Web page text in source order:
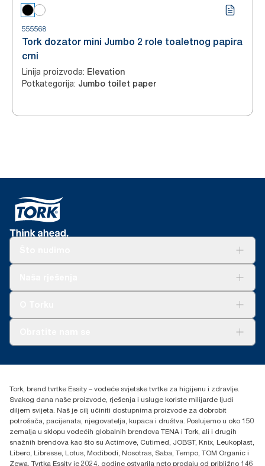
555568
Tork dozator mini Jumbo 2 role toaletnog papira
crni
Linija proizvoda: Elevation
Potkategorija: Jumbo toilet paper
+385 913 900 004
H-1021 Budapest
Budakeszi út 51.
Tork, brend tvrtke Essity – vodeće svjetske tvrtke za higijenu i zdravlje.
Svakog dana naše proizvode, rješenja i usluge koriste milijarde ljudi
diljem svijeta. Naš je cilj učiniti dostupnima proizvode za dobrobit
potrošača, pacijenata, njegovatelja, kupaca i društva. Poslujemo u oko 150
zemalja u sklopu vodećih globalnih brendova TENA i Tork, ali i drugih
snažnih brendova kao što su Actimove, Cutimed, JOBST, Knix, Leukoplast,
Libero, Libresse, Lotus, Modibodi, Nosotras, Saba, Tempo, TOM Organic i
Zewa. Tvrtka Essity je 2024. godine ostvarila neto prodaju od približno 146